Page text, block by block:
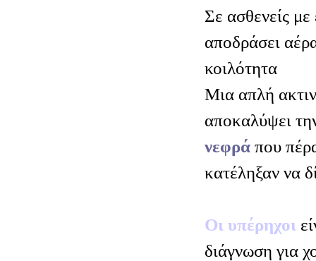
Σε ασθενείς με
αποδράσει
κοιλότητα
Μια απλή
αποκαλύψει
νεφρά που
κατέληξαν να
Οι υπέρηχοι
διάγνωση για